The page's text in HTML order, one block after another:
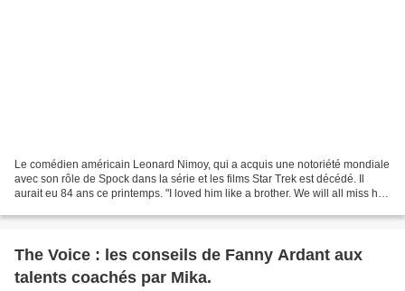
Le comédien américain Leonard Nimoy, qui a acquis une notoriété mondiale
avec son rôle de Spock dans la série et les films Star Trek est décédé. Il
aurait eu 84 ans ce printemps. "I loved him like a brother. We will all miss his
The Voice : les conseils de Fanny Ardant aux
talents coachés par Mika.